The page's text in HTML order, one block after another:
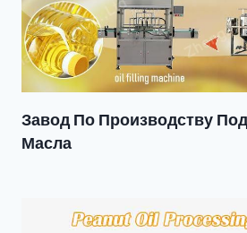
Завод По Производству
Масла